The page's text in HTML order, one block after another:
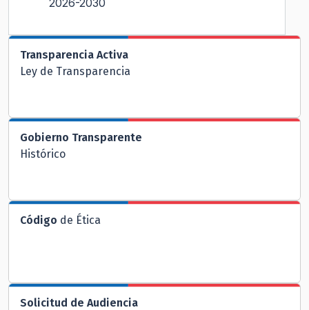
2026-2030
Transparencia Activa
Ley de Transparencia
Gobierno Transparente
Histórico
Código de Ética
Solicitud de Audiencia